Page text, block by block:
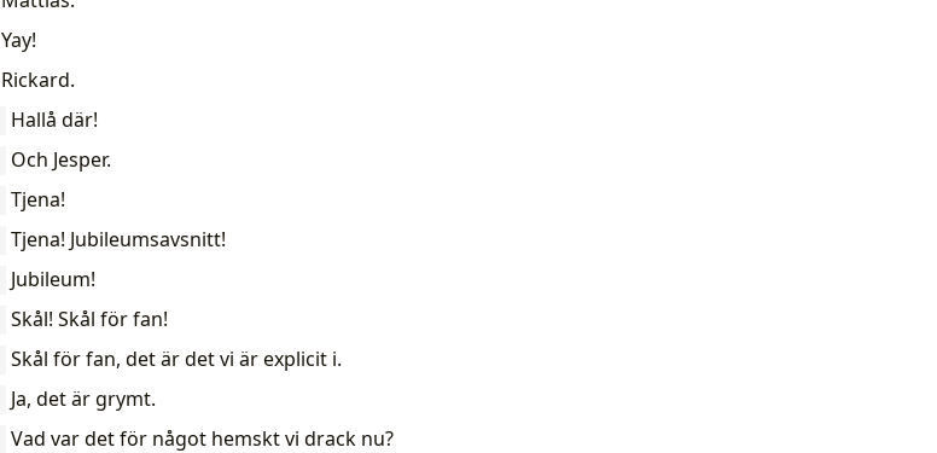
Yay!
Rickard.
Hallå där!
Och Jesper.
Tjena!
Tjena! Jubileumsavsnitt!
Jubileum!
Skål! Skål för fan!
Skål för fan, det är det vi är explicit i.
Ja, det är grymt.
Vad var det för något hemskt vi drack nu?